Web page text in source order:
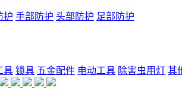
护 手部防护 头部防护 足部防护
具 锁具 五金配件 电动工具 除害虫用灯 其